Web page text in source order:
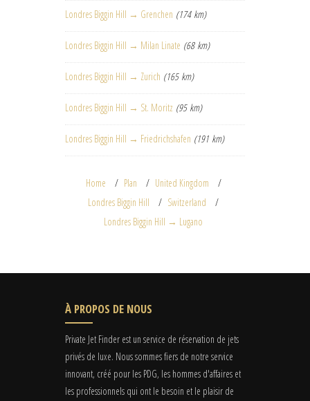
Londres Biggin Hill → Grenchen (174 km)
Londres Biggin Hill → Milan Linate (68 km)
Londres Biggin Hill → Zurich (165 km)
Londres Biggin Hill → St. Moritz (95 km)
Londres Biggin Hill → Friedrichshafen (191 km)
Home Plan
United Kingdom
Londres Biggin Hill
Switzerland
Londres Biggin Hill → Lugano
À PROPOS DE NOUS
Private Jet Finder est un service de réservation de jets
privés de luxe. Nous sommes fiers de notre service
innovant, créé pour les PDG, les hommes d'affaires et
les professionnels qui ont le besoin et le plaisir de